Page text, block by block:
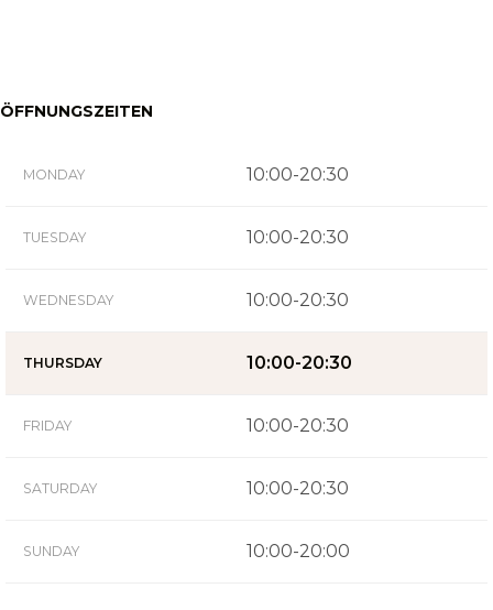
ÖFFNUNGSZEITEN
MONDAY 10:00-20:30
TUESDAY 10:00-20:30
WEDNESDAY 10:00-20:30
THURSDAY 10:00-20:30
FRIDAY 10:00-20:30
SATURDAY 10:00-20:30
SUNDAY 10:00-20:00